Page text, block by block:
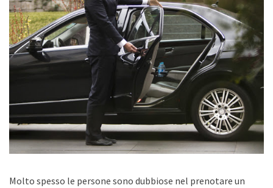
Molto spesso le persone sono dubbiose nel prenotare un